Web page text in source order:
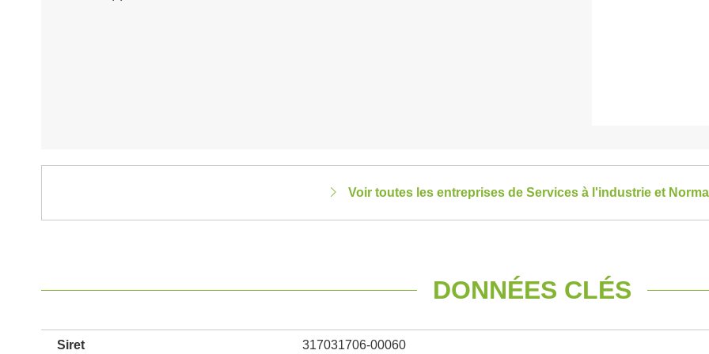
Voir toutes les entreprises de Services à l'industrie et
DONNÉES CLÉS
Siret 317031706-00060